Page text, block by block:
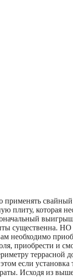
плиту, которая
существенна.
необходимо
приобрести и
террасной
если
Исходя из